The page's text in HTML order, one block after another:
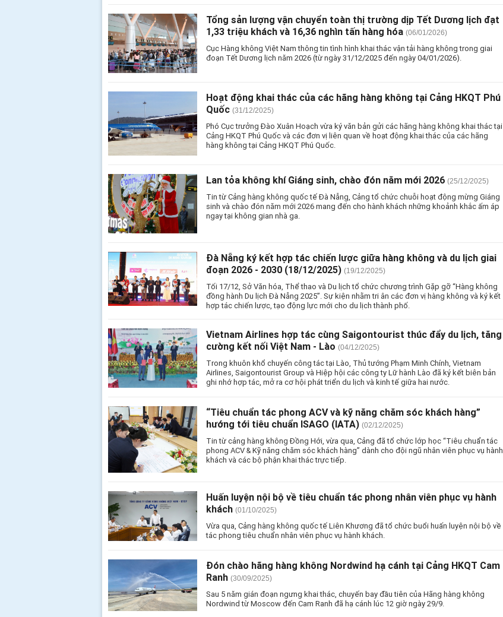
Tổng sản lượng vận chuyển toàn thị trường dịp Tết Dương lịch đạt
1,33 triệu khách và 16,36 nghìn tấn hàng hóa (06/01/2026)
Cục Hàng không Việt Nam thông tin tình hình khai thác vận tải hàng không trong giai
đoạn Tết Dương lịch năm 2026 (từ ngày 31/12/2025 đến ngày 04/01/2026).
Hoạt động khai thác của các hãng hàng không tại Cảng HKQT Phú
Quốc (31/12/2025)
Phó Cục trưởng Đào Xuân Hoạch vừa ký văn bản gửi các hãng hàng không khai thác tại
Cảng HKQT Phú Quốc và các đơn vị liên quan về hoạt động khai thác của các hãng
hàng không tại Cảng HKQT Phú Quốc.
Lan tỏa không khí Giáng sinh, chào đón năm mới 2026 (25/12/2025)
Tin từ Cảng hàng không quốc tế Đà Nẵng, Cảng tổ chức chuỗi hoạt động mừng Giáng
sinh và chào đón năm mới 2026 mang đến cho hành khách những khoảnh khắc ấm áp
ngay tại không gian nhà ga.
Đà Nẵng ký kết hợp tác chiến lược giữa hàng không và du lịch giai
đoạn 2026 - 2030 (18/12/2025) (19/12/2025)
Tối 17/12, Sở Văn hóa, Thể thao và Du lịch tổ chức chương trình Gặp gỡ “Hàng không
đồng hành Du lịch Đà Nẵng 2025”. Sự kiện nhằm tri ân các đơn vị hàng không và ký kết
hợp tác chiến lược, tạo động lực mới cho du lịch thành phố.
Vietnam Airlines hợp tác cùng Saigontourist thúc đẩy du lịch, tăng
cường kết nối Việt Nam - Lào (04/12/2025)
Trong khuôn khổ chuyến công tác tại Lào, Thủ tướng Phạm Minh Chính, Vietnam
Airlines, Saigontourist Group và Hiệp hội các công ty Lữ hành Lào đã ký kết biên bản
ghi nhớ hợp tác, mở ra cơ hội phát triển du lịch và kinh tế giữa hai nước.
“Tiêu chuẩn tác phong ACV và kỹ năng chăm sóc khách hàng”
hướng tới tiêu chuẩn ISAGO (IATA) (02/12/2025)
Tin từ cảng hàng không Đồng Hới, vừa qua, Cảng đã tổ chức lớp học “Tiêu chuẩn tác
phong ACV & Kỹ năng chăm sóc khách hàng” dành cho đội ngũ nhân viên phục vụ hành
khách và các bộ phận khai thác trực tiếp.
Huấn luyện nội bộ về tiêu chuẩn tác phong nhân viên phục vụ hành
khách (01/10/2025)
Vừa qua, Cảng hàng không quốc tế Liên Khương đã tổ chức buổi huấn luyện nội bộ về
tác phong tiêu chuẩn nhân viên phục vụ hành khách.
Đón chào hãng hàng không Nordwind hạ cánh tại Cảng HKQT Cam
Ranh (30/09/2025)
Sau 5 năm gián đoạn ngưng khai thác, chuyến bay đầu tiên của Hãng hàng không
Nordwind từ Moscow đến Cam Ranh đã hạ cánh lúc 12 giờ ngày 29/9.